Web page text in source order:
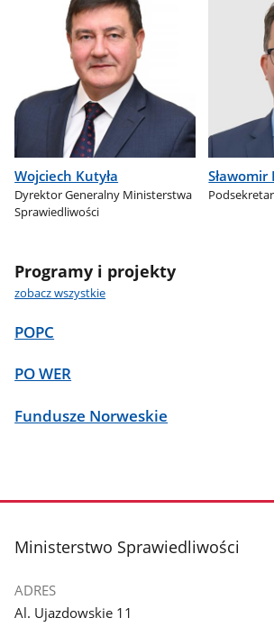
Wojciech Kutyła
Dyrektor Generalny Ministerstwa
Sprawiedliwości
Sławomir
Programy i projekty
zobacz wszystkie
POPC
PO WER
Fundusze Norweskie
stopka
Ministerstwo Sprawiedliwości
ADRES
Al. Ujazdowskie 11